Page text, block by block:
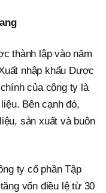
thành lập vào năm
nhập khẩu Dược
của công ty là
Bên cạnh đó,
sản xuất và buôn
ty cổ phần Tập
vốn điều lệ từ 30